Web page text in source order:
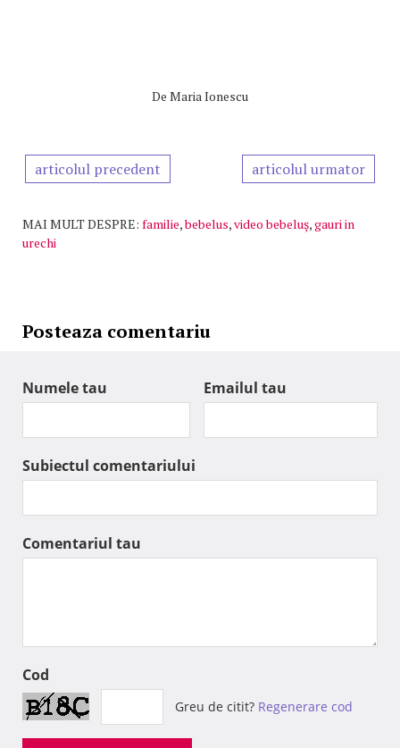
De Maria Ionescu
articolul precedent articolul urmator
MAI MULT DESPRE: familie,bebelus,video bebeluş,gauri in
urechi
Posteaza comentariu
Numele tau Emailul tau
Subiectul comentariului
Comentariul tau
Cod
Greu de citit? Regenerare cod